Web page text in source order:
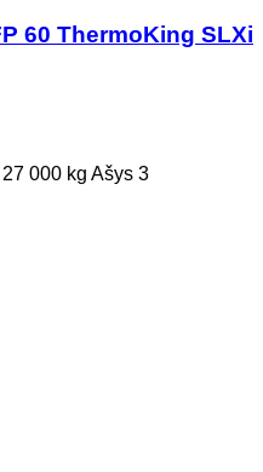
60 ThermoKing SLXi
27 000 kg Ašys 3